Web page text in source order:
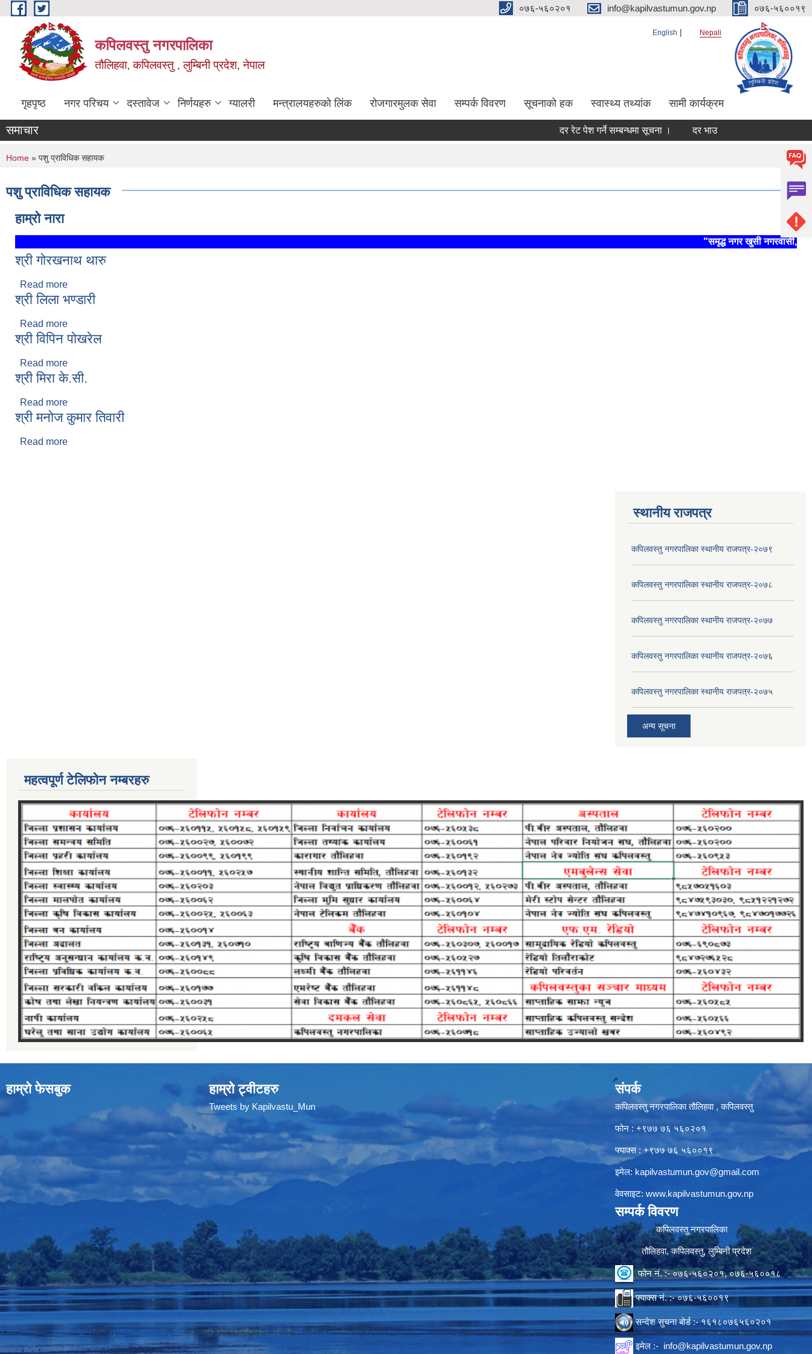
Skip to main content ०७६-५६०२०१ info@kapilvastumun.gov.np ०७६-५६००१९
कपिलवस्तु नगरपालिका
तौलिहवा, कपिलवस्तु , लुम्बिनी प्रदेश, नेपाल
English Nepali
गृहपृष्ठ नगर परिचय दस्तावेज निर्णयहरु ग्यालरी मन्त्रालयहरुको लिंक रोजगारमुलक सेवा सम्पर्क विवरण सूचनाको हक स्वास्थ्य तथ्यांक सामी कार्यक्रम
समाचार दर रेट पेश गर्ने सम्बन्धमा सूचना । दर भाउ पेश गर्ने सम्बन्धमा ।
You are here
Home » पशु प्राविधिक सहायक
पशु प्राविधिक सहायक
हाम्रो नारा
"समृद्ध नगर खुसी नगरवासी, स्थिर र
श्री गोरखनाथ थारु
Read more
श्री लिला भण्डारी
Read more
श्री विपिन पोखरेल
Read more
श्री मिरा के.सी.
Read more
श्री मनोज कुमार तिवारी
Read more
स्थानीय राजपत्र
कपिलवस्तु नगरपालिका स्थानीय राजपत्र-२०७९
कपिलवस्तु नगरपालिका स्थानीय राजपत्र-२०७८
कपिलवस्तु नगरपालिका स्थानीय राजपत्र-२०७७
कपिलवस्तु नगरपालिका स्थानीय राजपत्र-२०७६
कपिलवस्तु नगरपालिका स्थानीय राजपत्र-२०७५
अन्य सूचना
महत्वपूर्ण टेलिफोन नम्बरहरु
हाम्रो फेसबुक हाम्रो ट्वीटहरु
Tweets by Kapilvastu_Mun
संपर्क
कपिलवस्तु नगरपालिका तौलिहवा , कपिलवस्तु
फोन : +९७७ ७६ ५६०२०१
फ्याक्स : +९७७ ७६ ५६००१९
इमेल: kapilvastumun.gov@gmail.com
वेवसाइट: www.kapilvastumun.gov.np
सम्पर्क विवरण
कपिलवस्तु नगरपालिका
तौलिहवा, कपिलवस्तु, लुम्बिनी प्रदेश
फोन नं. :- ०७६-५६०२०१, ०७६-५६००१८
फ्याक्स नं. :- ०७६-५६००१९
सन्देश सुचना बोर्ड :- १६१८०७६५६०२०१
इमेल :- info@kapilvastumun.gov.np